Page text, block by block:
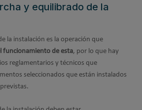
y equilibrado de la
la instalación es la operación que
funcionamiento de esta, por lo que hay
reglamentarios y técnicos que
seleccionados que están instalados